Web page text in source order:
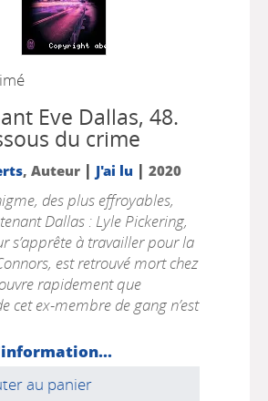
Eve Dallas, 48.
du crime
, Auteur | J'ai lu | 2020
des plus effroyables,
Dallas : Lyle Pickering,
s’apprête à travailler pour la
est retrouvé mort chez
rapidement que
cet ex-membre de gang n’est
au panier